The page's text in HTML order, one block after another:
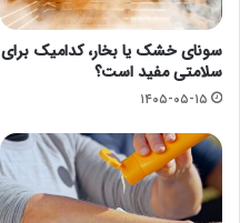
سونای خشک یا بخار، کدامیک برای
سلامتی مفید است؟
۱۴۰۵-۰۵-۱۵